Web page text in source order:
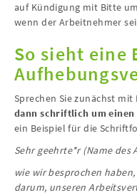
auf Kündigung mit Bitte
wenn der Arbeitnehmer
So sieht eine
Sprechen Sie zunächst
dann schriftlich um einen
ein Beispiel für die
Sehr geehrte*r (Name des
wie wir besprochen
darum, unseren